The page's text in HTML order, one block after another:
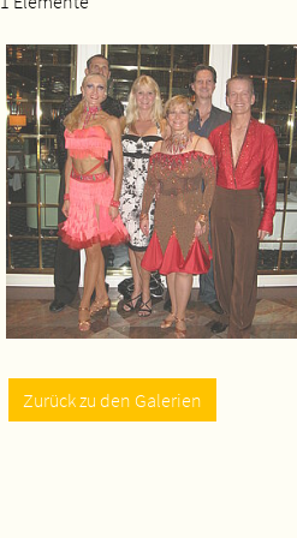
Zurück zu den Galerien